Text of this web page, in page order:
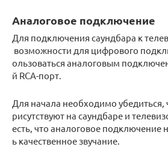
Аналоговое подключение
Для подключения саундбара к
возможности для цифрового
ользоваться аналоговым
й RCA-порт.
Для начала необходимо убедиться,
рисутствуют на саундбаре и
есть, что аналоговое подключение
ь качественное звучание.